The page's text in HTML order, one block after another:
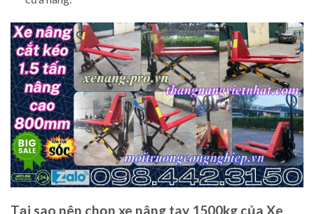
Tại sao nên chọn xe nâng tay 1500kg của Xe